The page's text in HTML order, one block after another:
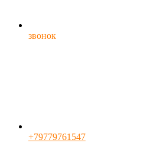
звонок
+79779761547